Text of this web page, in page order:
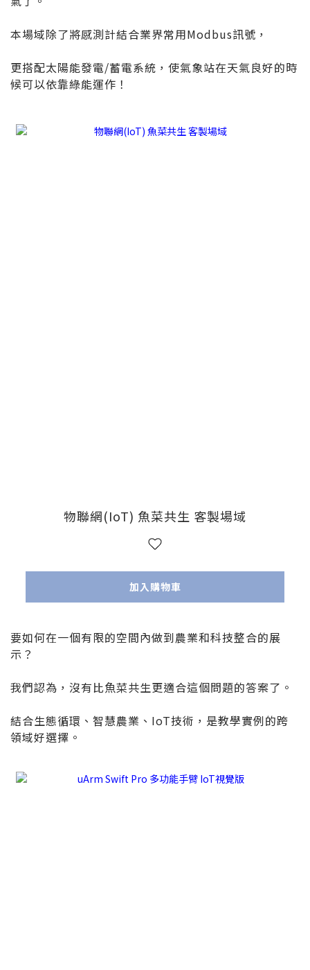
本場域除了將感測計結合業界常用Modbus訊號，
更搭配太陽能發電/蓄電系統，使氣象站在天氣良好的時
候可以依靠綠能運作！
物聯網(IoT) 魚菜共生 客製場域
加入購物車
要如何在一個有限的空間內做到農業和科技整合的展
示？
我們認為，沒有比魚菜共生更適合這個問題的答案了。
結合生態循環、智慧農業、IoT技術，是教學實例的跨
領域好選擇。